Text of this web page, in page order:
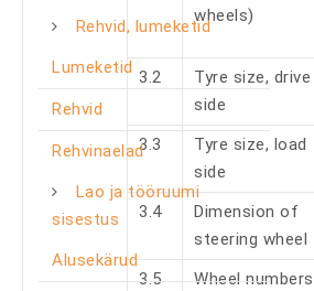
Rehvid, lumeketid
Lumeketid
Rehvid
Rehvinaelad
Lao ja tööruumi
sisestus
Alusekärud
wheels)
3.2
Tyre size, drive
side
3.3
Tyre size, load
side
3.4
Dimension of
steering wheel
3.5
Wheel numbers